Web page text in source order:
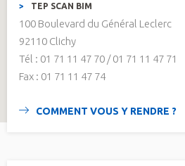
TEP SCAN BIM
100 Boulevard du Général Leclerc
92110 Clichy
Tél : 01 71 11 47 70 / 01 71 11 47 71
Fax : 01 71 11 47 74
COMMENT VOUS Y RENDRE ?